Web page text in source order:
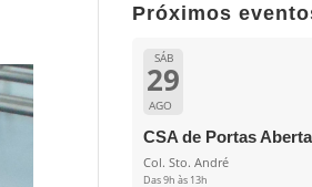
Próximos
SÁB
29
AGO
CSA de Portas
Col. Sto. André
Das 9h às 13h